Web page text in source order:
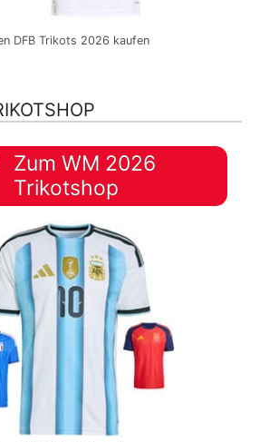
DFB Trikots 2026 kaufen
Zum WM 2026
Trikotshop